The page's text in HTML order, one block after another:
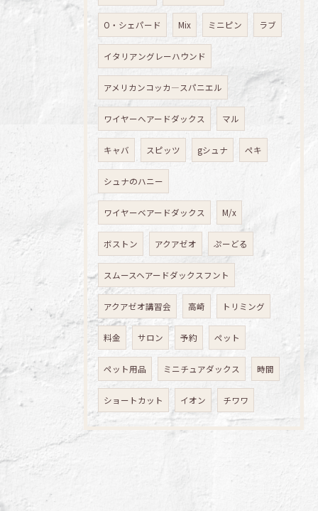
O・シェパード Mix ミニピン ラブ
イタリアングレーハウンド
アメリカンコッカ―スパニエル
ワイヤーへアードダックス マル
キャバ スピッツ gシュナ ペキ
シュナのハニー
ワイヤーベアードダックス M/x
ボストン アクアゼオ ぷーどる
スムースヘアードダックスフント
アクアゼオ講習会 高崎 トリミング
料金 サロン 予約 ペット
ペット用品 ミニチュアダックス 時間
ショートカット イオン チワワ